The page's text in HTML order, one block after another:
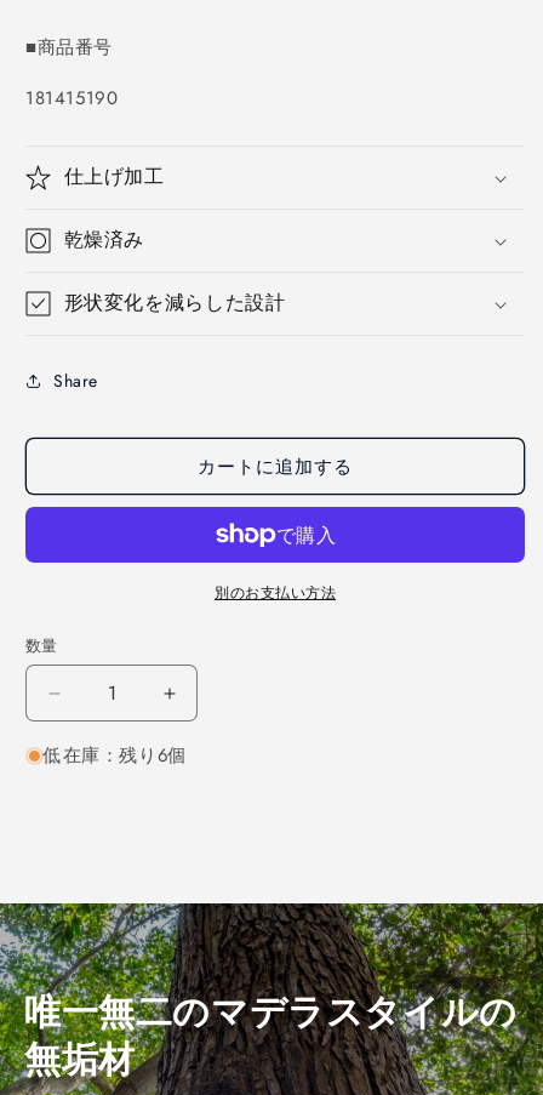
■商品番号
SKU:
181415190
仕上げ加工
乾燥済み
形状変化を減らした設計
Share
カートに追加する
別のお支払い方法
数量
イ
柾
目
450×15×190
（仕
上
げ
加
ホ
イ
柾
目
450×15×190
（仕
上
げ
加
低在庫：残り6個
唯一無二のマデラスタイルの
無垢材